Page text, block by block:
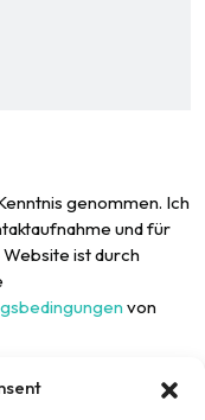
genommen. Ich
und für
ist durch
von